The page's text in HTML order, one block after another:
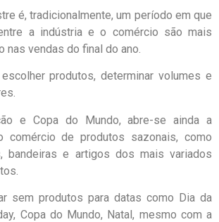
é, tradicionalmente, um período em que
a indústria e o comércio são mais
nas vendas do final do ano.
produtos, determinar volumes e
e Copa do Mundo, abre-se ainda a
comércio de produtos sazonais, como
bandeiras e artigos dos mais variados
sem produtos para datas como Dia da
Copa do Mundo, Natal, mesmo com a